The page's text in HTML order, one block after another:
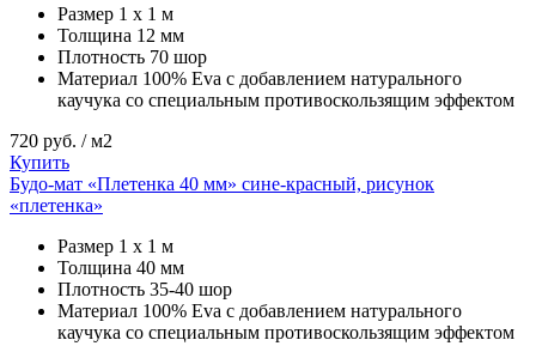
Размер 1 х 1 м
Толщина 12 мм
Плотность 70 шор
Материал 100% Eva с добавлением натурального
каучука со специальным противоскользящим эффектом
720 руб. / м2
Купить
Будо-мат «Плетенка 40 мм» сине-красный, рисунок
«плетенка»
Размер 1 х 1 м
Толщина 40 мм
Плотность 35-40 шор
Материал 100% Eva с добавлением натурального
каучука со специальным противоскользящим эффектом